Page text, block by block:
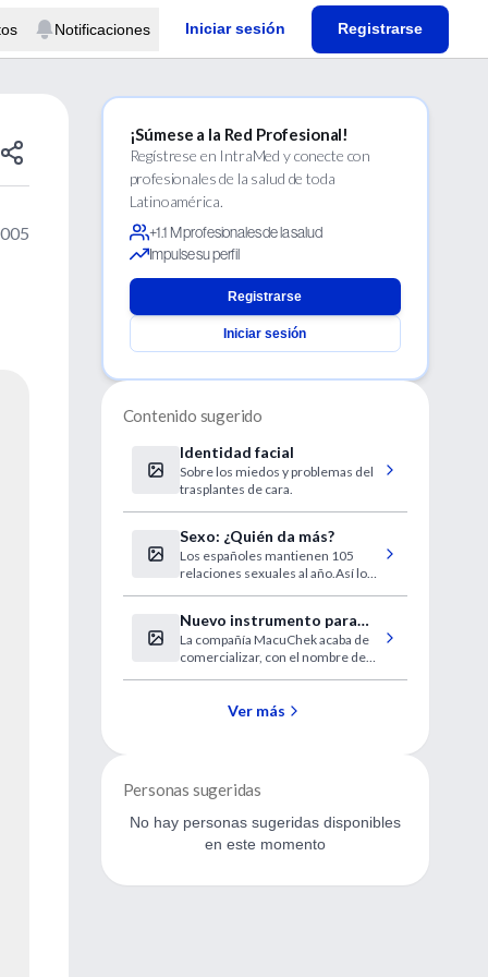
Notificaciones Iniciar sesión Registrarse
¡Súmese a la Red Profesional!
Regístrese en IntraMed y conecte con
profesionales de la salud de toda
Latinoamérica.
+1.1 M profesionales de la salud
Impulse su perfil
Registrarse
Iniciar sesión
Contenido sugerido
Identidad facial
Sobre los miedos y problemas del
trasplantes de cara.
Sexo: ¿Quién da más?
Los españoles mantienen 105
relaciones sexuales al año.Así lo
Nuevo instrumento para
detectar el riesgo mayor de
DMAE
La compañía MacuChek acaba de
comercializar, con el nombre de
de pigmento macular, factor de
Ver más
Personas sugeridas
No hay personas sugeridas disponibles
en este momento